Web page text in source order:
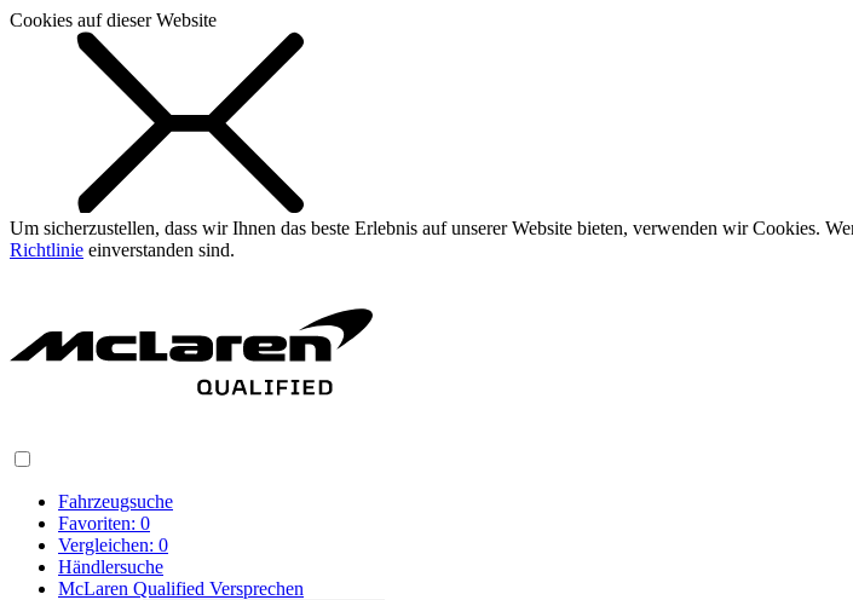
Cookies auf dieser Website
Um sicherzustellen, dass wir Ihnen das beste Erlebnis auf unserer Website bieten, verwenden wir Cookies.
Richtlinie einverstanden sind.
Fahrzeugsuche
Favoriten: 0
Vergleichen: 0
Händlersuche
McLaren Qualified Versprechen